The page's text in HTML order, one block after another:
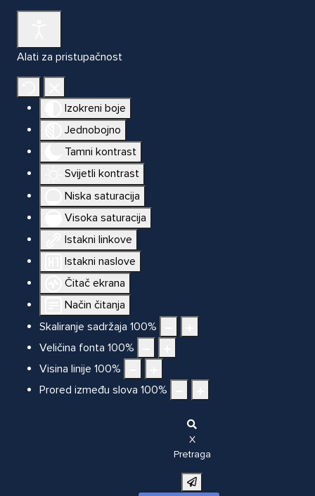
Alati za pristupačnost
Izokreni boje
Jednobojno
Tamni kontrast
Svijetli kontrast
Niska saturacija
Visoka saturacija
Istakni linkove
Istakni naslove
Čitač ekrana
Način čitanja
Skaliranje sadržaja 100%
Veličina fonta 100%
Visina linije 100%
Prored između slova 100%
X
Pretraga